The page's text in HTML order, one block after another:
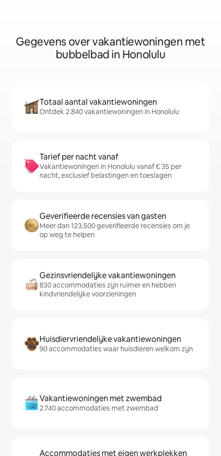
Gegevens over vakantiewoningen met
bubbelbad in Honolulu
Totaal aantal vakantiewoningen
Ontdek 2.840 vakantiewoningen in Honolulu
Tarief per nacht vanaf
Vakantiewoningen in Honolulu vanaf € 35 per
nacht, exclusief belastingen en toeslagen
Geverifieerde recensies van gasten
Meer dan 123.500 geverifieerde recensies om je
op weg te helpen
Gezinsvriendelijke vakantiewoningen
830 accommodaties zijn ruimer en hebben
kindvriendelijke voorzieningen
Huisdiervriendelijke vakantiewoningen
90 accommodaties waar huisdieren welkom zijn
Vakantiewoningen met zwembad
2.740 accommodaties met zwembad
Accommodaties met eigen werkplekken